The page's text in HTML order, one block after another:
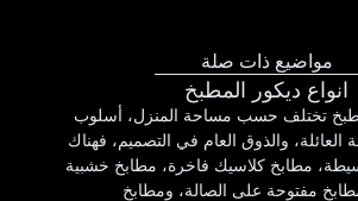
مواضيع ذات صلة
انواع ديكور المطبخ
تختلف حسب مساحة المنزل، أسلوب
العائلة، والذوق العام في التصميم، فهناك
مطابخ كلاسيك فاخرة، مطابخ خشبية
مفتوحة على الصالة، ومطابخ